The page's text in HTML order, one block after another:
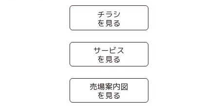
チラシ
を見る
サービス
を見る
売場案内図
を見る